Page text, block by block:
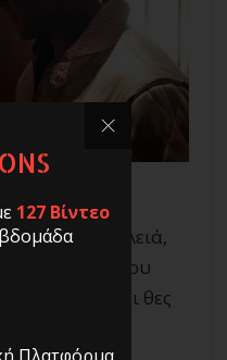
τη δουλειά,
χορού που
πολύ και θες
127 Βίντεο